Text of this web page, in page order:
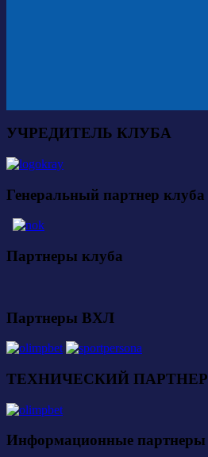
УЧРЕДИТЕЛЬ КЛУБА
Генеральный партнер клуба
Партнеры клуба
Партнеры ВХЛ
ТЕХНИЧЕСКИЙ ПАРТНЕР
Информационные партнеры